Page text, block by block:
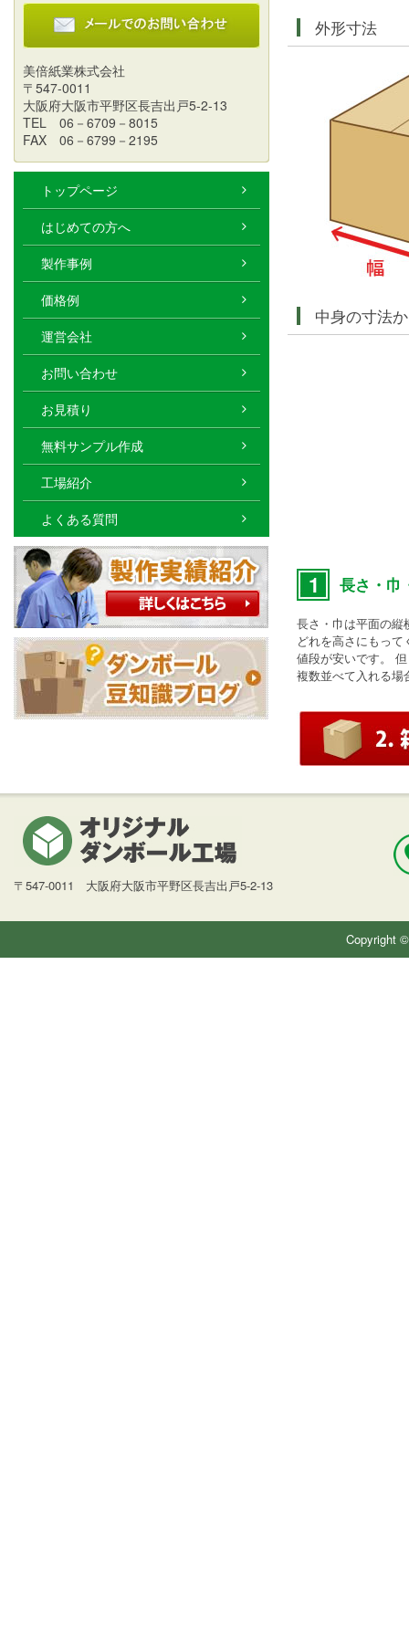
外形寸法
中身の寸法
1 長さ・巾
長さ・巾は平面の縦
どれを高さにもっ
値段が安いです。
複数並べて入れる場
美倍紙業株式会社
〒547-0011
大阪府大阪市平野区長吉出戸5-2-13
TEL 06－6709－8015
FAX 06－6799－2195
トップページ
はじめての方へ
製作事例
価格例
運営会社
お問い合わせ
お見積り
無料サンプル作成
工場紹介
よくある質問
〒547-0011 大阪府大阪市平野区長吉出戸5-2-13
Copyright